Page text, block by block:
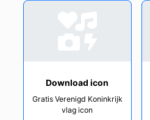
Download icon
Gratis Verenigd Koninkrijk
vlag icon